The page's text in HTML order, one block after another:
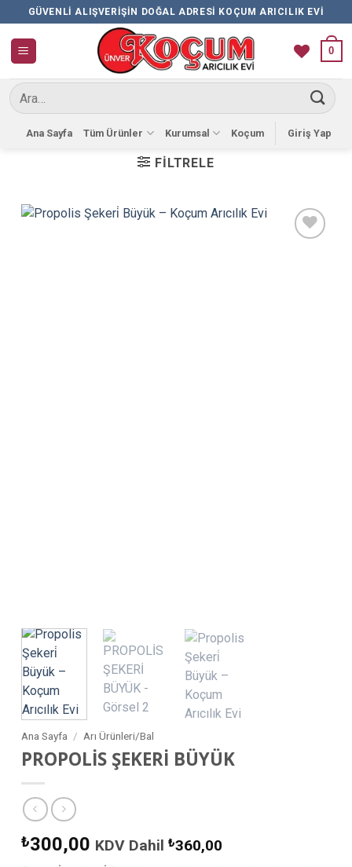
İçeriğe
atla
GÜVENLI ALIŞVERIŞIN DOĞAL ADRESI KOÇUM ARICILIK EVI
0
Ara:
Ana Sayfa Tüm Ürünler Kurumsal Koçum Giriş Yap
FILTRELE
Ana Sayfa / Arı Ürünleri/Bal
PROPOLİS ŞEKERİ BÜYÜK
₺300,00 KDV Dahil ₺360,00